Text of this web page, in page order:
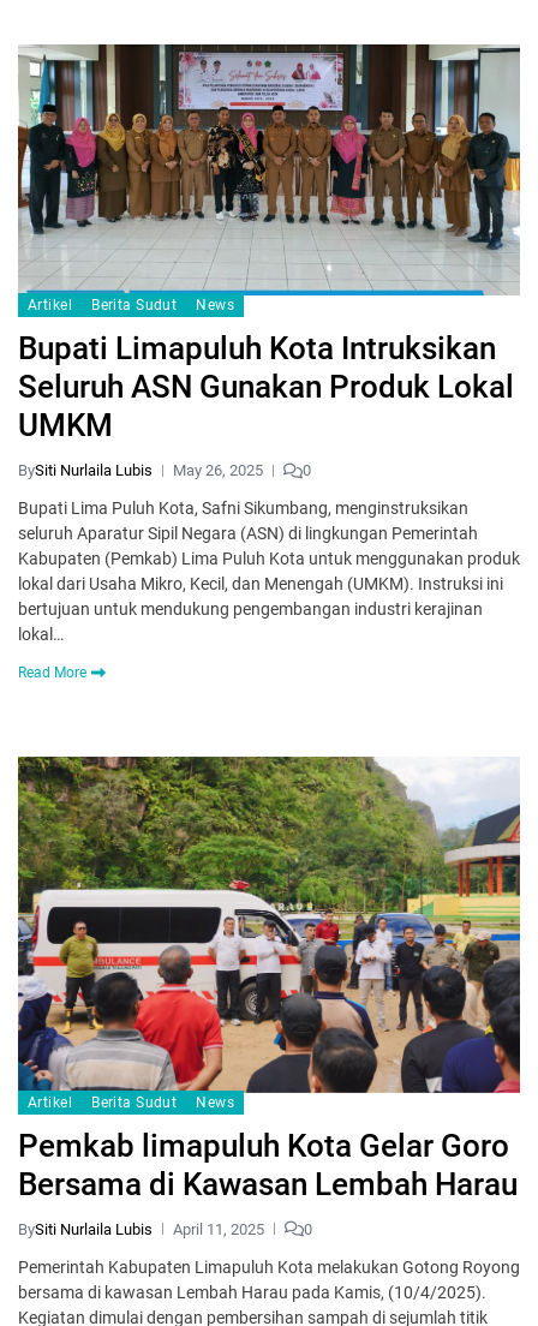
Artikel Berita Sudut News
Bupati Limapuluh Kota Intruksikan
Seluruh ASN Gunakan Produk Lokal
UMKM
BySiti Nurlaila Lubis May 26, 2025 0
Bupati Lima Puluh Kota, Safni Sikumbang, menginstruksikan
seluruh Aparatur Sipil Negara (ASN) di lingkungan Pemerintah
Kabupaten (Pemkab) Lima Puluh Kota untuk menggunakan produk
lokal dari Usaha Mikro, Kecil, dan Menengah (UMKM). Instruksi ini
bertujuan untuk mendukung pengembangan industri kerajinan
lokal…
Read More
Artikel Berita Sudut News
Pemkab limapuluh Kota Gelar Goro
Bersama di Kawasan Lembah Harau
BySiti Nurlaila Lubis April 11, 2025 0
Pemerintah Kabupaten Limapuluh Kota melakukan Gotong Royong
bersama di kawasan Lembah Harau pada Kamis, (10/4/2025).
Kegiatan dimulai dengan pembersihan sampah di sejumlah titik